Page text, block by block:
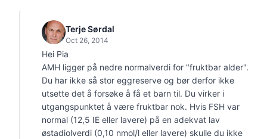
Terje Sørdal
Oct 26, 2014
Hei Pia
AMH ligger på nedre normalverdi for "fruktbar alder".
Du har ikke så stor eggreserve og bør derfor ikke
utsette det å forsøke å få et barn til. Du virker i
utgangspunktet å være fruktbar nok. Hvis FSH var
normal (12,5 IE eller lavere) på en adekvat lav
østadiolverdi (0,10 nmol/l eller lavere) skulle du ikke